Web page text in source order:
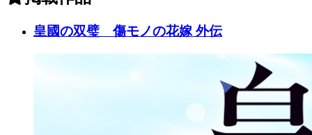
皇國の双璧 傷モノの花嫁 外伝